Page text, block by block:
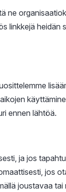
ne
linkkejä heidän
ennen lähtöä.
ja jos
jos
joustavaa tai